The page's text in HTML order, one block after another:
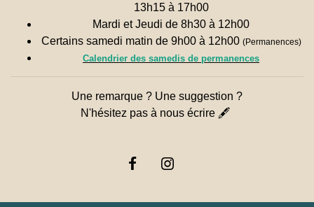
13h15 à 17h00
Mardi et Jeudi de 8h30 à 12h00
Certains samedi matin de 9h00 à 12h00 (Permanences)
Calendrier des samedis de permanences
Une remarque ? Une suggestion ?
N'hésitez pas à nous écrire 🖋